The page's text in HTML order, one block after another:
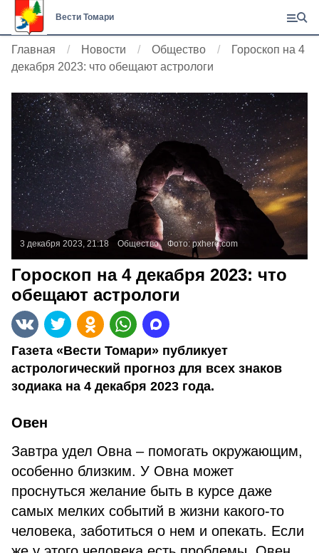
Вести Томари
Главная Новости Общество
Гороскоп на 4
декабря 2023: что обещают астрологи
3 декабря 2023, 21:18 Общество Фото: pxhere.com
Гороскоп на 4 декабря 2023: что
обещают астрологи
Газета «Вести Томари» публикует
астрологический прогноз для всех знаков
зодиака на 4 декабря 2023 года.
Овен
Завтра удел Овна – помогать окружающим,
особенно близким. У Овна может
проснуться желание быть в курсе даже
самых мелких событий в жизни какого-то
человека, заботиться о нем и опекать. Если